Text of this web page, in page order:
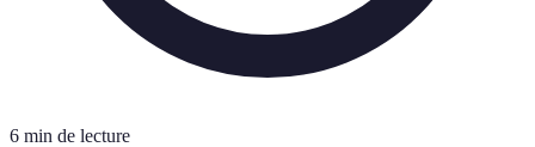
6 min de lecture